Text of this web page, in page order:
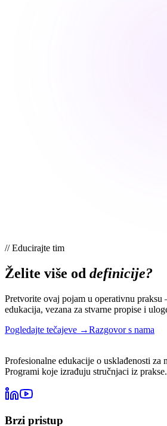
//Educirajte tim
Želite više od definicije?
Pretvorite ovaj pojam u operativnu
edukacija, vezana za stvarne propise i
Pogledajte tečajeve →Razgovor s nama
Profesionalne edukacije o usklađenosti za
Programi koje izrađuju stručnjaci iz prakse.
Brzi pristup